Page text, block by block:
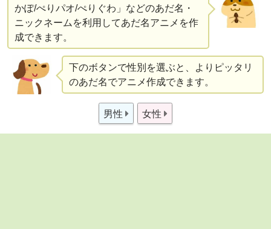
かぽ/ぺりパオ/ぺりぐわ」などのあだ名・
ニックネームを利用してあだ名アニメを作
成できます。
下のボタンで性別を選ぶと、よりピッタリ
のあだ名でアニメ作成できます。
男性 女性